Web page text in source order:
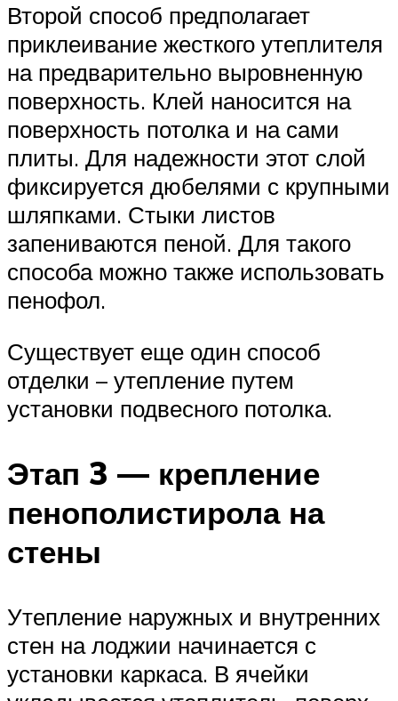
Второй способ предполагает
приклеивание жесткого утеплителя
на предварительно выровненную
поверхность. Клей наносится на
поверхность потолка и на сами
плиты. Для надежности этот слой
фиксируется дюбелями с крупными
шляпками. Стыки листов
запениваются пеной. Для такого
способа можно также использовать
пенофол.
Существует еще один способ
отделки – утепление путем
установки подвесного потолка.
Этап 3 — крепление
пенополистирола на
стены
Утепление наружных и внутренних
стен на лоджии начинается с
установки каркаса. В ячейки